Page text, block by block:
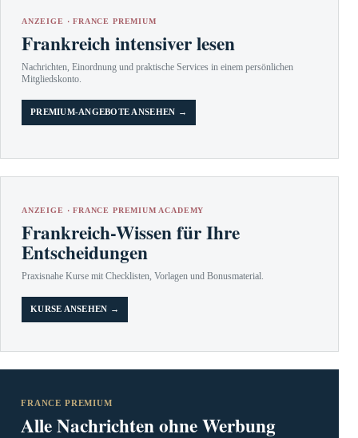
ANZEIGE · FRANCE PREMIUM
Frankreich intensiver lesen
Nachrichten, Einordnung und praktische Services in einem persönlichen
Mitgliedskonto.
PREMIUM-ANGEBOTE ANSEHEN →
ANZEIGE · FRANCE PREMIUM ACADEMY
Frankreich-Wissen für Ihre
Entscheidungen
Praxisnahe Kurse mit Checklisten, Vorlagen und Bonusmaterial.
KURSE ANSEHEN →
FRANCE PREMIUM
Alle Nachrichten ohne Werbung